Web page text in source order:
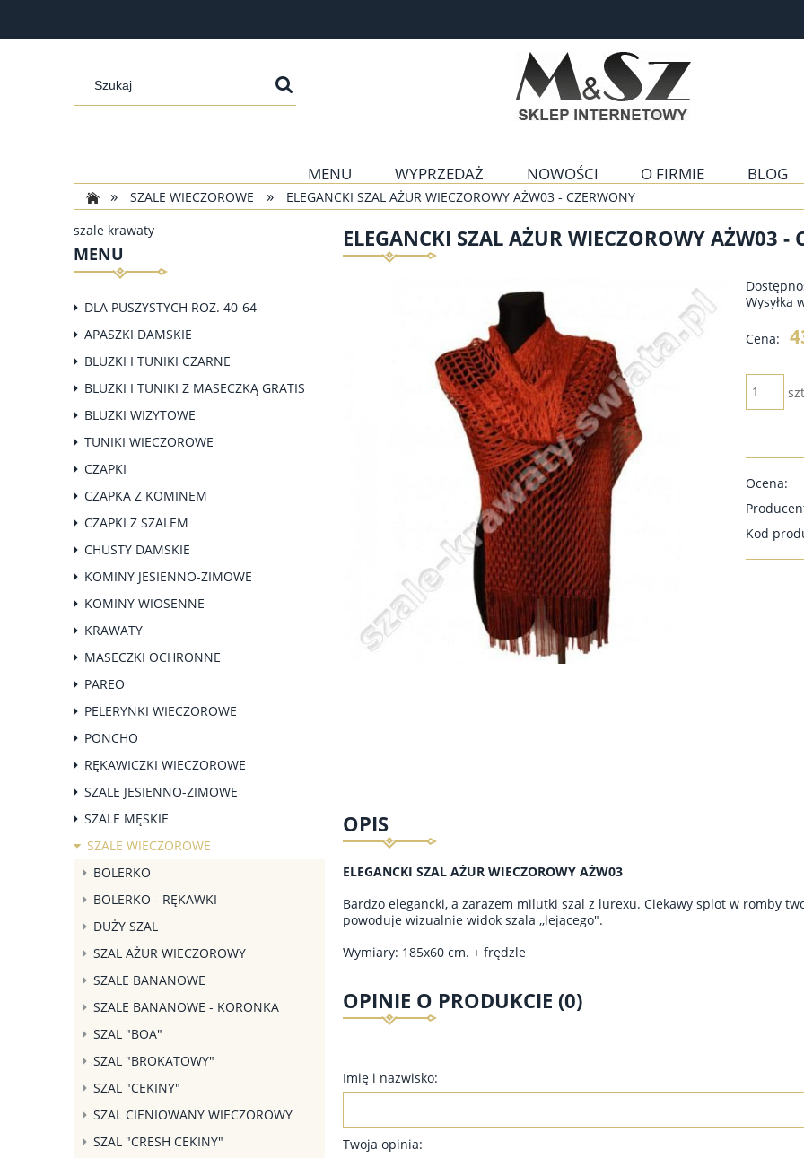
MENU WYPRZEDAŻ NOWOŚCI O FIRMIE BLOG
»
SZALE WIECZOROWE »
ELEGANCKI SZAL AŻUR WIECZOROWY AŻW03 - CZERWONY
szale krawaty
MENU
DLA PUSZYSTYCH ROZ. 40-64
APASZKI DAMSKIE
BLUZKI I TUNIKI CZARNE
BLUZKI I TUNIKI Z MASECZKĄ GRATIS
BLUZKI WIZYTOWE
TUNIKI WIECZOROWE
CZAPKI
CZAPKA Z KOMINEM
CZAPKI Z SZALEM
CHUSTY DAMSKIE
KOMINY JESIENNO-ZIMOWE
KOMINY WIOSENNE
KRAWATY
MASECZKI OCHRONNE
PAREO
PELERYNKI WIECZOROWE
PONCHO
RĘKAWICZKI WIECZOROWE
SZALE JESIENNO-ZIMOWE
SZALE MĘSKIE
SZALE WIECZOROWE
BOLERKO
BOLERKO - RĘKAWKI
DUŻY SZAL
SZAL AŻUR WIECZOROWY
SZALE BANANOWE
SZALE BANANOWE - KORONKA
SZAL "BOA"
SZAL "BROKATOWY"
SZAL "CEKINY"
SZAL CIENIOWANY WIECZOROWY
SZAL "CRESH CEKINY"
ELEGANCKI SZAL AŻUR WIECZOROWY AŻW03 -
Wysyłka
Cena:
Ocena:
Kod
OPIS
ELEGANCKI SZAL AŻUR WIECZOROWY AŻW03
Bardzo elegancki, a zarazem milutki szal z lurexu. Ciekawy splot w romby
powoduje wizualnie widok szala ,,lejącego".
Wymiary: 185x60 cm. + frędzle
OPINIE O PRODUKCIE (0)
Imię i nazwisko:
Twoja opinia: